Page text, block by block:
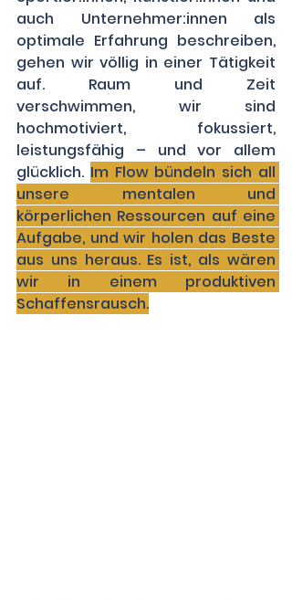
auch Unternehmer:innen als
optimale Erfahrung beschreiben,
gehen wir völlig in einer Tätigkeit
auf. Raum und Zeit
verschwimmen, wir sind
hochmotiviert, fokussiert,
leistungsfähig – und vor allem
glücklich. Im Flow bündeln sich all
unsere mentalen und
körperlichen Ressourcen auf eine
Aufgabe, und wir holen das Beste
aus uns heraus. Es ist, als wären
wir in einem produktiven
Schaffensrausch.